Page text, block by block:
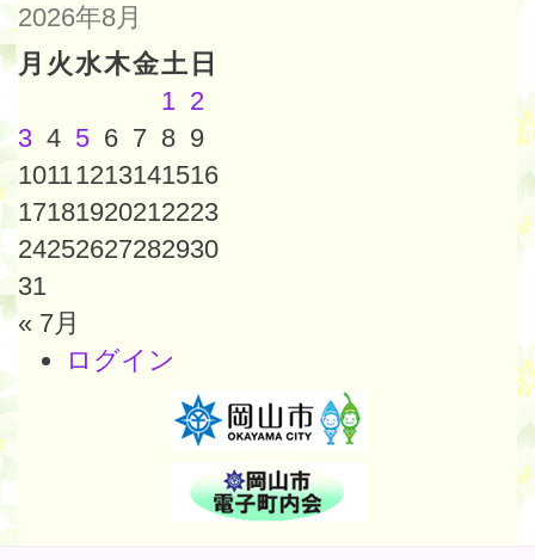
2026年8月
月 火水木金土 日
1 2
3 4 5 6 7 8 9
10111213141516
17181920212223
24252627282930
31
« 7月
ログイン